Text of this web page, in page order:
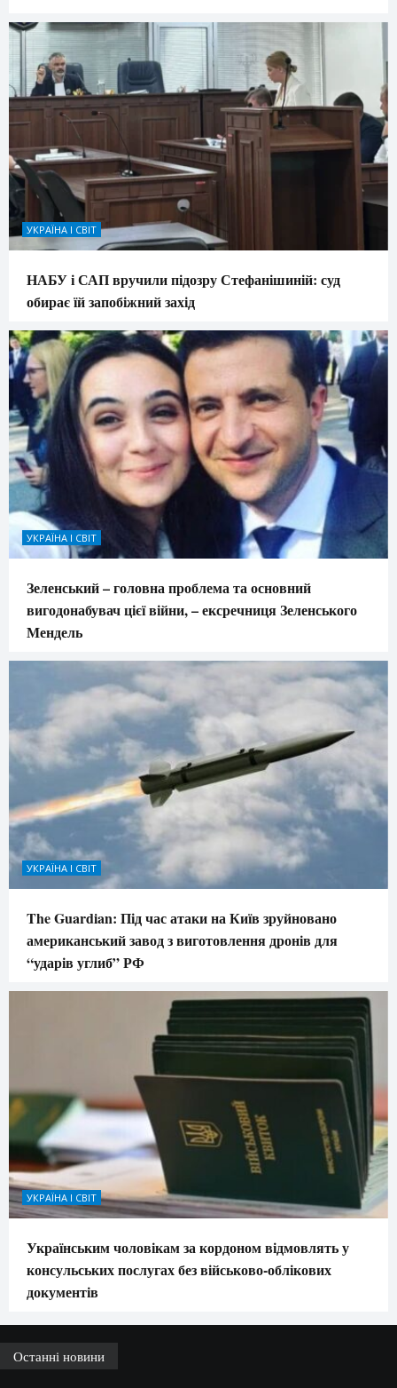
УКРАЇНА І СВІТ
НАБУ і САП вручили підозру Стефанішиній: суд
обирає їй запобіжний захід
УКРАЇНА І СВІТ
Зеленський – головна проблема та основний
вигодонабувач цієї війни, – ексречниця Зеленського
Мендель
УКРАЇНА І СВІТ
The Guardian: Під час атаки на Київ зруйновано
американський завод з виготовлення дронів для
“ударів углиб” РФ
УКРАЇНА І СВІТ
Українським чоловікам за кордоном відмовлять у
консульських послугах без військово-облікових
документів
Останні новини